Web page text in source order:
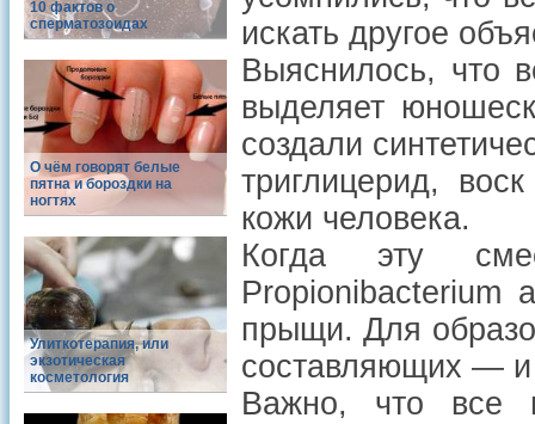
10 фактов о
сперматозоидах
О чём говорят белые
пятна и бороздки на
ногтях
Улиткотерапия, или
экзотическая
косметология
искать другое
Выяснилось, что
выделяет
создали
триглицерид,
кожи человека.
Когда эту
Propionibacterium
прыщи. Для
составляющих — и
Важно, что все